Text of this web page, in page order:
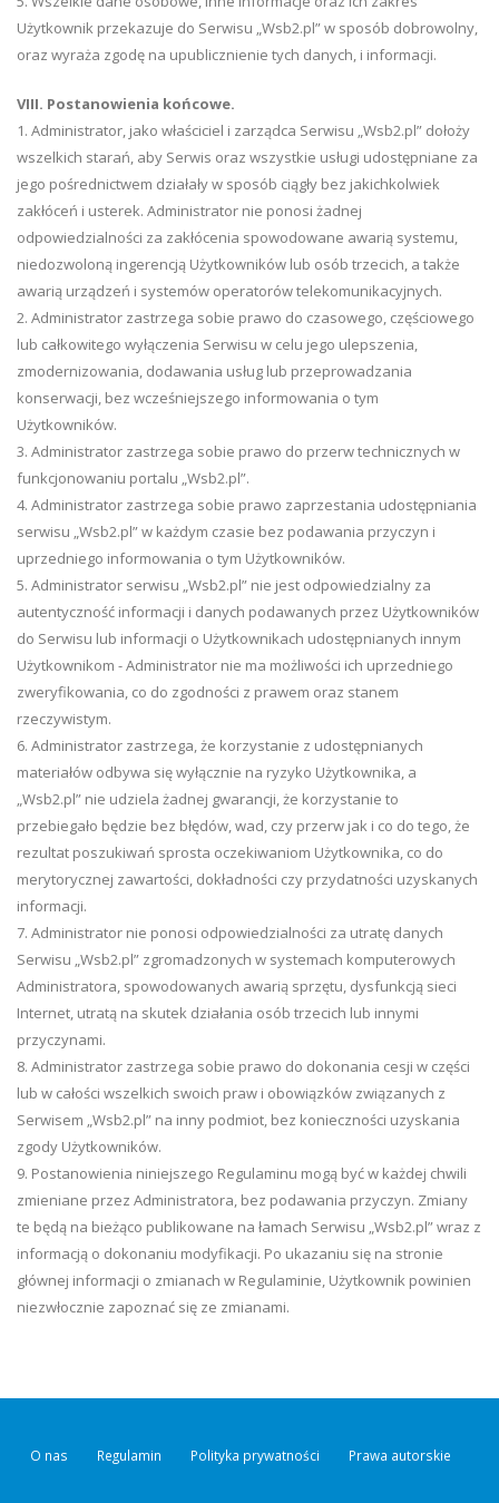
Użytkownik przekazuje do Serwisu „Wsb2.pl” w sposób dobrowolny,
oraz wyraża zgodę na upublicznienie tych danych, i informacji.
VIII. Postanowienia końcowe.
1. Administrator, jako właściciel i zarządca Serwisu „Wsb2.pl” dołoży
wszelkich starań, aby Serwis oraz wszystkie usługi udostępniane za
jego pośrednictwem działały w sposób ciągły bez jakichkolwiek
zakłóceń i usterek. Administrator nie ponosi żadnej
odpowiedzialności za zakłócenia spowodowane awarią systemu,
niedozwoloną ingerencją Użytkowników lub osób trzecich, a także
awarią urządzeń i systemów operatorów telekomunikacyjnych.
2. Administrator zastrzega sobie prawo do czasowego, częściowego
lub całkowitego wyłączenia Serwisu w celu jego ulepszenia,
zmodernizowania, dodawania usług lub przeprowadzania
konserwacji, bez wcześniejszego informowania o tym
Użytkowników.
3. Administrator zastrzega sobie prawo do przerw technicznych w
funkcjonowaniu portalu „Wsb2.pl”.
4. Administrator zastrzega sobie prawo zaprzestania udostępniania
serwisu „Wsb2.pl” w każdym czasie bez podawania przyczyn i
uprzedniego informowania o tym Użytkowników.
5. Administrator serwisu „Wsb2.pl” nie jest odpowiedzialny za
autentyczność informacji i danych podawanych przez Użytkowników
do Serwisu lub informacji o Użytkownikach udostępnianych innym
Użytkownikom - Administrator nie ma możliwości ich uprzedniego
zweryfikowania, co do zgodności z prawem oraz stanem
rzeczywistym.
6. Administrator zastrzega, że korzystanie z udostępnianych
materiałów odbywa się wyłącznie na ryzyko Użytkownika, a
„Wsb2.pl” nie udziela żadnej gwarancji, że korzystanie to
przebiegało będzie bez błędów, wad, czy przerw jak i co do tego, że
rezultat poszukiwań sprosta oczekiwaniom Użytkownika, co do
merytorycznej zawartości, dokładności czy przydatności uzyskanych
informacji.
7. Administrator nie ponosi odpowiedzialności za utratę danych
Serwisu „Wsb2.pl” zgromadzonych w systemach komputerowych
Administratora, spowodowanych awarią sprzętu, dysfunkcją sieci
Internet, utratą na skutek działania osób trzecich lub innymi
przyczynami.
8. Administrator zastrzega sobie prawo do dokonania cesji w części
lub w całości wszelkich swoich praw i obowiązków związanych z
Serwisem „Wsb2.pl” na inny podmiot, bez konieczności uzyskania
zgody Użytkowników.
9. Postanowienia niniejszego Regulaminu mogą być w każdej chwili
zmieniane przez Administratora, bez podawania przyczyn. Zmiany
te będą na bieżąco publikowane na łamach Serwisu „Wsb2.pl” wraz z
informacją o dokonaniu modyfikacji. Po ukazaniu się na stronie
głównej informacji o zmianach w Regulaminie, Użytkownik powinien
niezwłocznie zapoznać się ze zmianami.
O nas Regulamin Polityka prywatności Prawa autorskie